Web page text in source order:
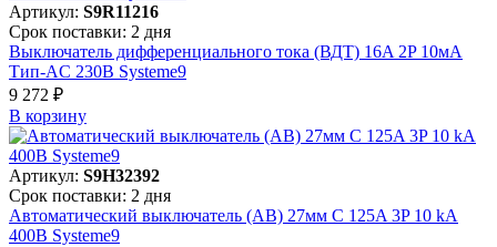
Артикул: S9R11216
Срок поставки: 2 дня
Выключатель дифференциального тока (ВДТ) 16A 2P 10мА
Тип-AC 230В Systeme9
9 272 ₽
В корзинy
Артикул: S9H32392
Срок поставки: 2 дня
Автоматический выключатель (АВ) 27мм C 125A 3P 10 kA
400В Systeme9